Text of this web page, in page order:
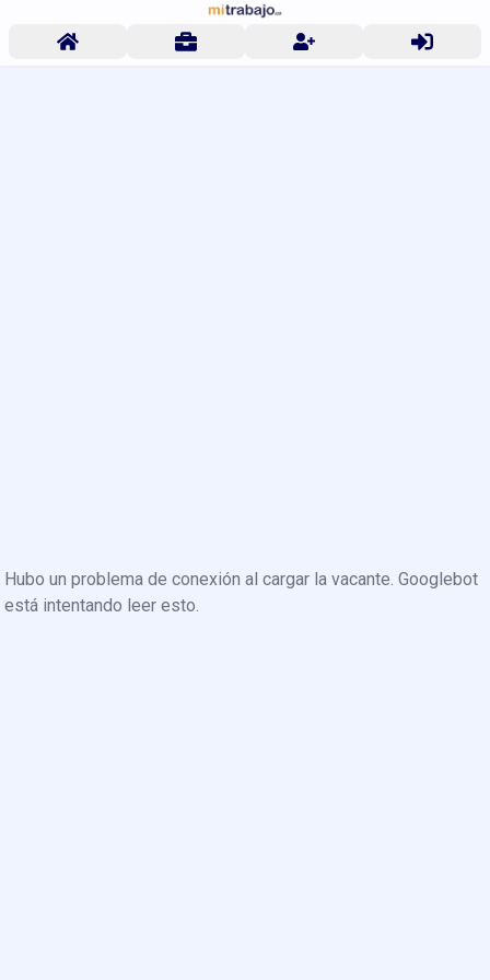
Hubo un problema de conexión al cargar la vacante. Googlebot
está intentando leer esto.